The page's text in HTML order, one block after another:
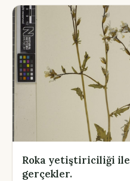
Roka yetiştiriciliği
gerçekler.